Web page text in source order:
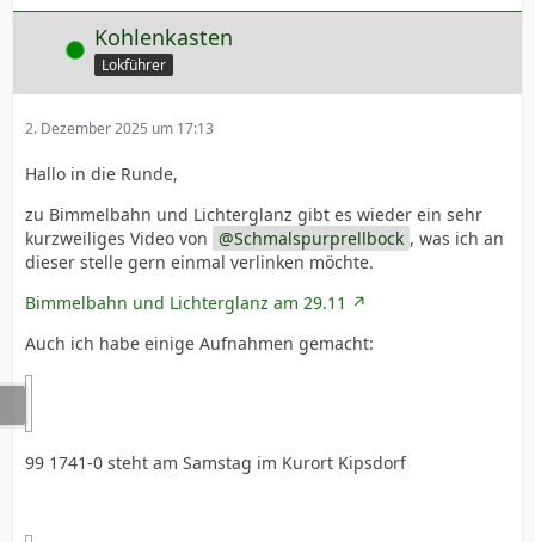
Online Kohlenkasten
Lokführer
2. Dezember 2025 um 17:13
Hallo in die Runde,
zu Bimmelbahn und Lichterglanz gibt es wieder ein sehr
kurzweiliges Video von
Schmalspurprellbock , was ich an
dieser stelle gern einmal verlinken möchte.
Bimmelbahn und Lichterglanz am 29.11
Auch ich habe einige Aufnahmen gemacht:
99 1741-0 steht am Samstag im Kurort Kipsdorf